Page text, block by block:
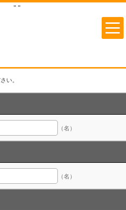
" "
い。
（名）
（名）